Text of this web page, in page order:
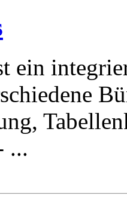
ein
...